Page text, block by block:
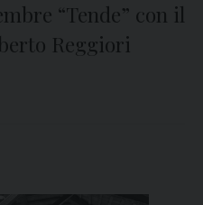
“Tende” con il
Reggiori